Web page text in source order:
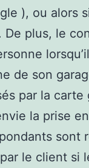
), ou alors
De plus, le
de son
par la
la prise
sont
le client si